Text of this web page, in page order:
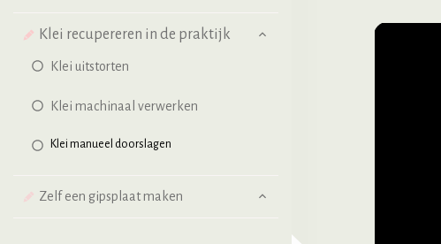
Klei recupereren in de praktijk
Klei uitstorten
Klei machinaal verwerken
Klei manueel doorslagen
Zelf een gipsplaat maken